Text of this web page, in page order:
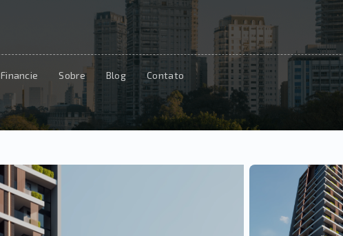
Financie Sobre Blog Contato